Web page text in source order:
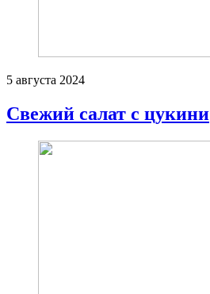
5 августа 2024
Свежий салат с цукини